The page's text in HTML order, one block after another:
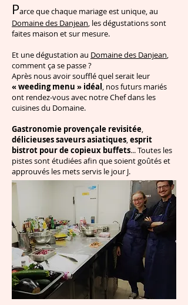
Parce que chaque mariage est unique, au
Domaine des Danjean, les dégustations sont
faites maison et sur mesure.
Et une dégustation au Domaine des Danjean,
comment ça se passe ?
Après nous avoir soufflé quel serait leur
« weeding menu » idéal, nos futurs mariés
ont rendez-vous avec notre Chef dans les
cuisines du Domaine.
Gastronomie provençale revisitée,
délicieuses saveurs asiatiques,esprit
bistrot pour de copieux buffets... Toutes les
pistes sont étudiées afin que soient goûtés et
approuvés les mets servis le jour J.